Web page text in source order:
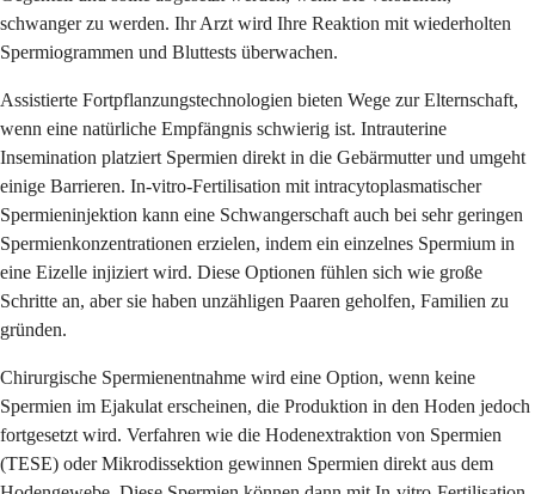
schwanger zu werden. Ihr Arzt wird Ihre Reaktion mit wiederholten
Spermiogrammen und Bluttests überwachen.
Assistierte Fortpflanzungstechnologien bieten Wege zur Elternschaft,
wenn eine natürliche Empfängnis schwierig ist. Intrauterine
Insemination platziert Spermien direkt in die Gebärmutter und umgeht
einige Barrieren. In-vitro-Fertilisation mit intracytoplasmatischer
Spermieninjektion kann eine Schwangerschaft auch bei sehr geringen
Spermienkonzentrationen erzielen, indem ein einzelnes Spermium in
eine Eizelle injiziert wird. Diese Optionen fühlen sich wie große
Schritte an, aber sie haben unzähligen Paaren geholfen, Familien zu
gründen.
Chirurgische Spermienentnahme wird eine Option, wenn keine
Spermien im Ejakulat erscheinen, die Produktion in den Hoden jedoch
fortgesetzt wird. Verfahren wie die Hodenextraktion von Spermien
(TESE) oder Mikrodissektion gewinnen Spermien direkt aus dem